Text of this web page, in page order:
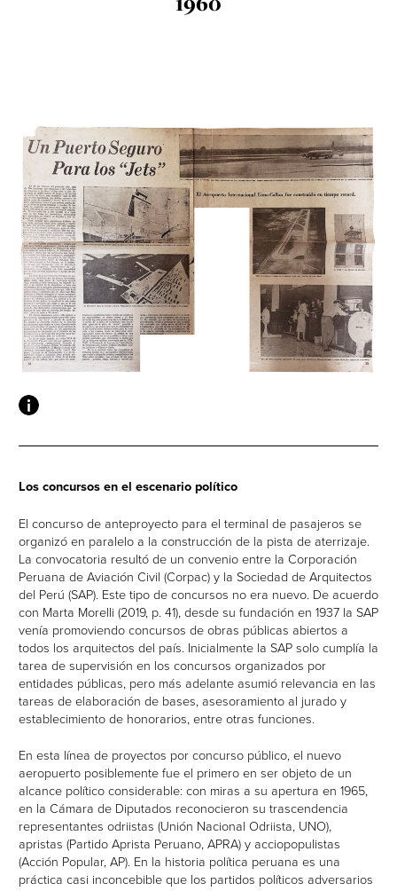
Los concursos en el escenario político
El concurso de anteproyecto para el terminal de pasajeros se
organizó en paralelo a la construcción de la pista de aterrizaje.
La convocatoria resultó de un convenio entre la Corporación
Peruana de Aviación Civil (Corpac) y la Sociedad de Arquitectos
del Perú (SAP). Este tipo de concursos no era nuevo. De acuerdo
con Marta Morelli (2019, p. 41), desde su fundación en 1937 la SAP
venía promoviendo concursos de obras públicas abiertos a
todos los arquitectos del país. Inicialmente la SAP solo cumplía la
tarea de supervisión en los concursos organizados por
entidades públicas, pero más adelante asumió relevancia en las
tareas de elaboración de bases, asesoramiento al jurado y
establecimiento de honorarios, entre otras funciones.
En esta línea de proyectos por concurso público, el nuevo
aeropuerto posiblemente fue el primero en ser objeto de un
alcance político considerable: con miras a su apertura en 1965,
en la Cámara de Diputados reconocieron su trascendencia
representantes odriistas (Unión Nacional Odriista, UNO),
apristas (Partido Aprista Peruano, APRA) y acciopopulistas
(Acción Popular, AP). En la historia política peruana es una
práctica casi inconcebible que los partidos políticos adversarios